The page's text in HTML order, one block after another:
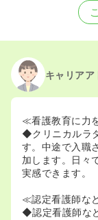
キャリアア
≪看護教育に力
◆クリニカルラ
す。中途で入職
加します。日々
実感できます。
≪認定看護師な
◆認定看護師な